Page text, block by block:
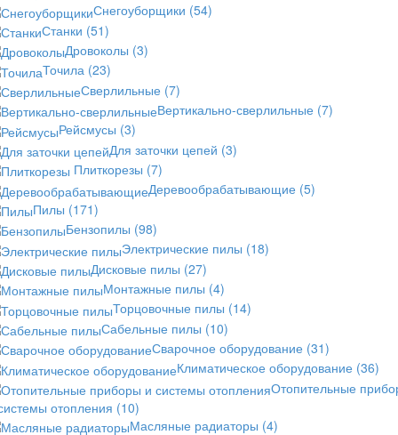
Снегоуборщики (54)
Станки (51)
Дровоколы (3)
Точила (23)
Сверлильные (7)
Вертикально-сверлильные (7)
Рейсмусы (3)
Для заточки цепей (3)
Плиткорезы (7)
Деревообрабатывающие (5)
Пилы (171)
Бензопилы (98)
Электрические пилы (18)
Дисковые пилы (27)
Монтажные пилы (4)
Торцовочные пилы (14)
Сабельные пилы (10)
Сварочное оборудование (31)
Климатическое оборудование (36)
Отопительные
отопления (10)
Масляные радиаторы (4)